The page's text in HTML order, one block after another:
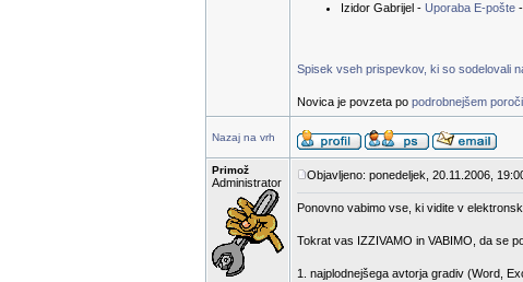
Izidor Gabrijel - Uporaba E-pošte
Spisek vseh prispevkov, ki so sodelovali
Novica je povzeta po podrobnejšem
Nazaj na vrh
Primož
Administrator
Objavljeno: ponedeljek, 20.11.2006,
Ponovno vabimo vse, ki vidite v
Tokrat vas IZZIVAMO in VABIMO, da se
1. najplodnejšega avtorja gradiv (Word,